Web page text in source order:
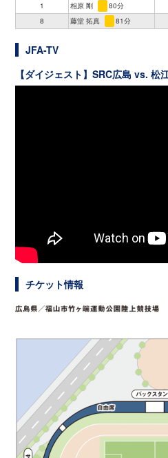
1
相原 剛
80分
8
藤堂 拓真 81分
JFA-TV
【ダイジェスト】SRC広島 vs. 松
チケット情報